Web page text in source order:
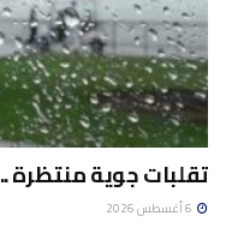
تقلبات جوية منتظرة